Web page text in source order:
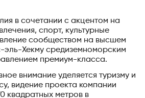
в сочетании с акцентом на
спорт, культурные
сообществом на высшем
эль-Хекму средиземноморским
премиум-класса.
внимание уделяется туризму и
видение проекта компании
квадратных метров в